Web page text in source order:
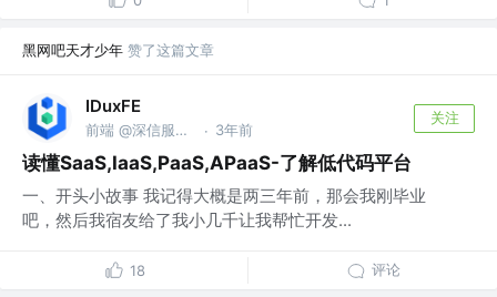
黑网吧天才少年 赞了这篇文章
IDuxFE
前端 @深信服前端团队 · 3年前
关注
读懂SaaS,IaaS,PaaS,APaaS-了解低代码平台
一、开头小故事 我记得大概是两三年前，那会我刚毕业
吧，然后我宿友给了我小几千让我帮忙开发...
18 评论